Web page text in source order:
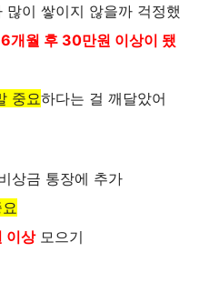
많이 쌓이지 않을까 걱정했
6개월 후 30만원 이상이 됐
중요하다는 걸 깨달았어
상금 통장에 추가
이상모으기